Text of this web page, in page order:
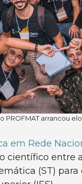
PROFMAT arrancou
em Rede
entre
(ST)